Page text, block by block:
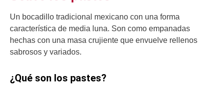
Un bocadillo tradicional mexicano con una forma
característica de media luna. Son como empanadas
hechas con una masa crujiente que envuelve rellenos
sabrosos y variados.
¿Qué son los pastes?